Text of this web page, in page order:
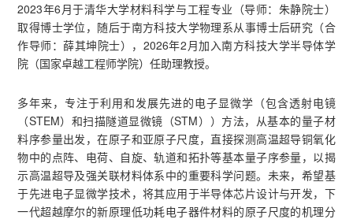
2023年6月于清华大学材料科学与工程专业（导师：朱静院士）
取得博士学位，随后于南方科技大学物理系从事博士后研究（合
作导师：薛其坤院士），2026年2月加入南方科技大学半导体学
院（国家卓越工程师学院）任助理教授。
多年来，专注于利用和发展先进的电子显微学（包含透射电镜
（STEM）和扫描隧道显微镜（STM））方法，从基本的量子材
料序参量出发，在原子和亚原子尺度，直接探测高温超导铜氧化
物中的点阵、电荷、自旋、轨道和拓扑等基本量子序参量，以揭
示高温超导及强关联材料体系中的重要科学问题。未来，希望基
于先进电子显微学技术，将其应用于半导体芯片设计与开发，下
一代超越摩尔的新原理低功耗电子器件材料的原子尺度的机理分